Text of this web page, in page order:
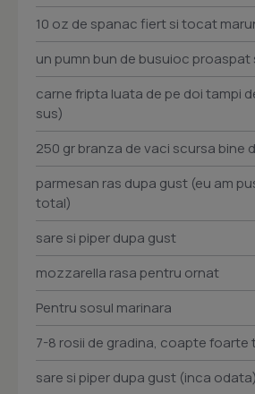
10 oz de spanac fiert si tocat
un pumn bun de busuioc
carne fripta luata de pe doi tampi
sus)
250 gr branza de vaci scursa bine
parmesan ras dupa gust (eu am
total)
sare si piper dupa gust
mozzarella rasa pentru ornat
Pentru sosul marinara
7-8 rosii de gradina, coapte foarte
sare si piper dupa gust (inca odata)